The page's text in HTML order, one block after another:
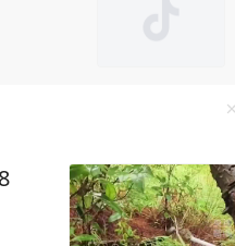
之事还特别令人为难，不
屈自己”的次数也就多
缩影，细细品读绝对受益